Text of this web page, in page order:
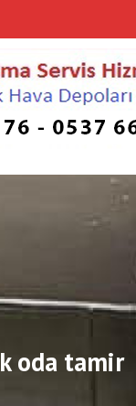
oda tamir